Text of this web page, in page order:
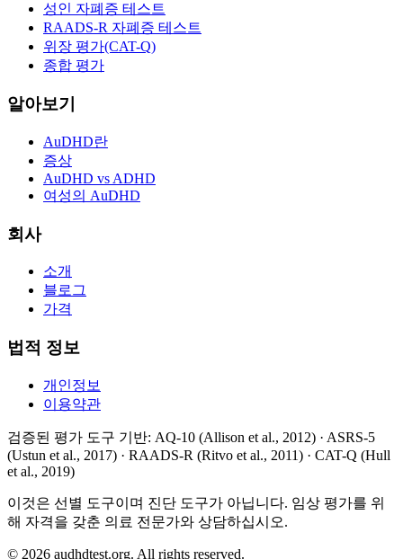
성인 자폐증 테스트
RAADS-R 자폐증 테스트
위장 평가(CAT-Q)
종합 평가
알아보기
AuDHD란
증상
AuDHD vs ADHD
여성의 AuDHD
회사
소개
블로그
가격
법적 정보
개인정보
이용약관
검증된 평가 도구 기반: AQ-10 (Allison et al., 2012) · ASRS-5
(Ustun et al., 2017) · RAADS-R (Ritvo et al., 2011) · CAT-Q (Hull
et al., 2019)
이것은 선별 도구이며 진단 도구가 아닙니다. 임상 평가를 위
해 자격을 갖춘 의료 전문가와 상담하십시오.
© 2026 audhdtest.org. All rights reserved.